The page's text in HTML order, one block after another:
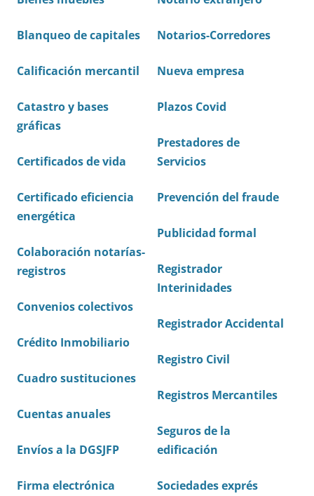
Blanqueo de capitales
Calificación mercantil
Catastro y bases
gráficas
Certificados de vida
Certificado eficiencia
energética
Colaboración notarías-
registros
Convenios colectivos
Crédito Inmobiliario
Cuadro sustituciones
Cuentas anuales
Envíos a la DGSJFP
Firma electrónica
Notarios-Corredores
Nueva empresa
Plazos Covid
Prestadores de
Servicios
Prevención del fraude
Publicidad formal
Registrador
Interinidades
Registrador Accidental
Registro Civil
Registros Mercantiles
Seguros de la
edificación
Sociedades exprés